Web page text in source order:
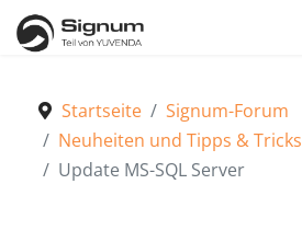
Startseite
Signum-Forum
Neuheiten und Tipps & Tricks
Update MS-SQL Server